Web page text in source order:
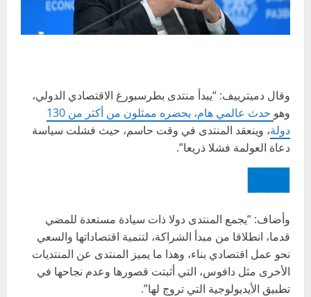
وقال دميترييف: “يبدأ منتدى بطرسبورغ الاقتصادي الدولي،
وهو
حدث عالمي هام، يحضره ممثلون من أكثر من 130
دولة، وينعقد المنتدى في وقت حاسم، حيث فشلت سياسة
دعاة العولمة فشلا ذريعا”.
PLAY
وأضاف: “يجمع المنتدى دولا ذات سيادة مستعدة للمضي
قدما، انطلاقا من مبدأ الشراكة، لتنمية اقتصاداتها والسعي
نحو عمل اقتصادي بناء، وهذا ما يميز المنتدى عن المنتديات
الأخرى مثل دافوس، التي أثبتت قصورها وعدم نجاحها في
تطبيق الأيديولوجية التي تروج لها”.